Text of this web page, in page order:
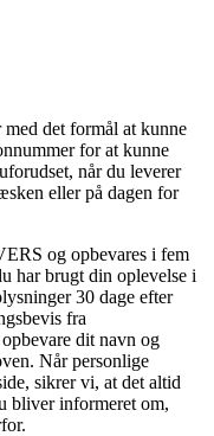
det formål at kunne
for at kunne
når du leverer
eller på dagen for
og opbevares i fem
har brugt din oplevelse i
30 dage efter
fra
dit navn og
Når personlige
sikrer vi, at det altid
bliver informeret om,